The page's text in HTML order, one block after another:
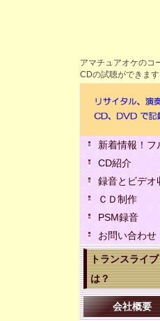
アマチュアオケのコ
CDの試聴ができます
新着情報！フ
CD紹介
録音とビデオ
ＣＤ制作
PSM録音
お問い合わせ
トランスライ
は？
会社概要